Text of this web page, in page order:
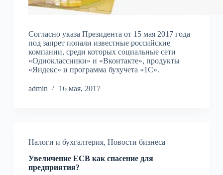
Согласно указа Президента от 15 мая 2017 года
под запрет попали известные российские
компании, среди которых социальные сети
«Одноклассники» и «Вконтакте», продукты
«Яндекс» и программа бухучета «1С».
admin 16 мая, 2017
Налоги и бухгалтерия, Новости бизнеса
Увеличение ЕСВ как спасение для
предприятия?